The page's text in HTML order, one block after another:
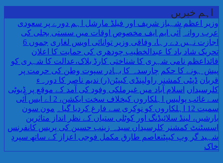
اہم خبریں
وزیر اعظم شہباز شریف اور فیلڈ مارشل اہم دورے پر سعودی
عرب روانہ
آئی ایم ایف مخصوص اوقات میں سستی بجلی کی
اجازت نہیں دے رہا، وفاقی وزیر توانائی اویس لغاری
جموں 6
تحریک شاد باد کا عبدالخطیب چودھری کی حمایت کا اعلان
قائداعظم نامی شہری کا شناختی کارڈ بلاک،عدالت کا شہری کو
پیش ہونے کا حکم چارسدہ کا بہادر سپوت وطن کی حرمت پر
قربان ڈپٹی کمشنر راولپنڈی کیپٹن(ر) ندیم ناصر کا دورہء
کلرسیداں اسلام آباد میں غیرملکی وفود کی آمد کے موقع پر ڈیوٹی
سے غائب پولیس اہلکاروں کیخلاف سخت ایکشن، 2 اے ایس آئی
سمیت 12 اہلکاروں کو نوکری سے فارغ کردیا گیا۔
مون سون
بارشیں، لینڈ سلائیڈنگ اور کوٹلی ستیاں کے نظر انداز متاثرین
اسسٹنٹ کمشنر کلرسیداں سیدہ زینب حسین کی پریس کانفرنس
شہید گر وپ کیپٹنعاصم طارق مکمل فوجی اعزاز کے ساتھ سپردِ
خاک